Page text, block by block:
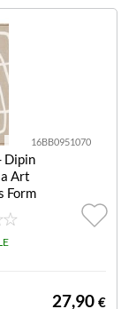
16BB0951070
Dipin
Art
Form
27,90 €